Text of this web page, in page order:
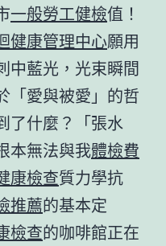
一般勞工健檢值！
健康管理中心願用
中藍光，光束瞬間
「愛與被愛」的哲
了什麼？「張水
本無法與我體檢費
康檢查質力學抗
推薦的基本定
檢查的咖啡館正在